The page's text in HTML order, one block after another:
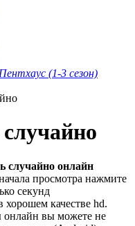
Пентхаус (1-3 сезон)
случайно онлайн
просмотра нажмите
секунд
хорошем качестве hd.
онлайн вы можете не